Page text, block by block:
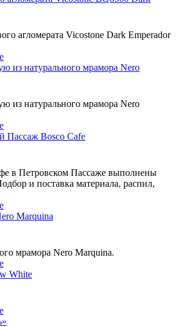
агломерата Vicostone Dark Emperador
из натурального мрамора Nero
из натурального мрамора Nero
Пассаж Bosco Cafe
в Петровском Пассаже выполнены
и поставка материала, распил,
Marquina
мрамора Nero Marquina.
White